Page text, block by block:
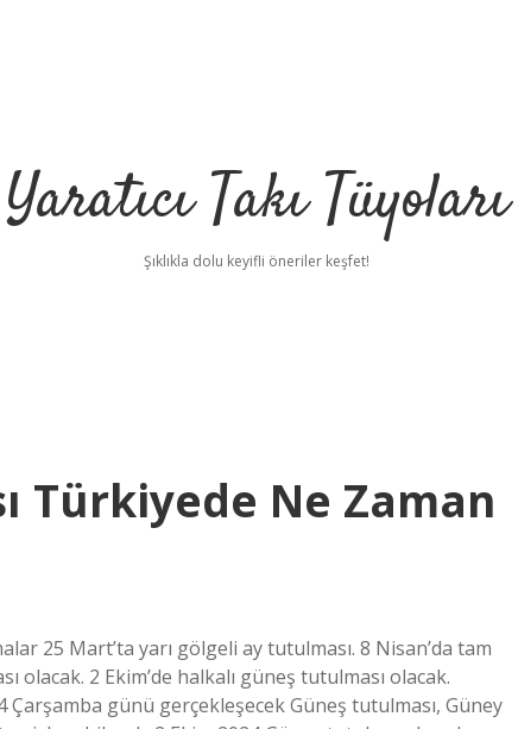
Yaratıcı Takı Tüyoları
Şıklıkla dolu keyifli öneriler keşfet!
Türkiyede Ne Zaman
25 Mart’ta yarı gölgeli ay tutulması. 8 Nisan’da tam
olacak. 2 Ekim’de halkalı güneş tutulması olacak.
günü gerçekleşecek Güneş tutulması, Güney